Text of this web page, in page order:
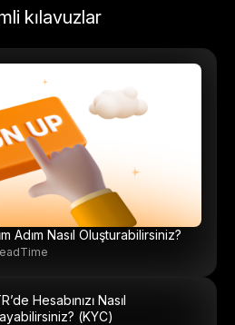
kılavuzlar
Adım Nasıl Oluşturabilirsiniz?
Hesabınızı Nasıl
(KYC)